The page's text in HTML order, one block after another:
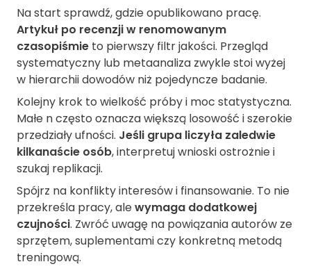
Na start sprawdź, gdzie opublikowano pracę.
Artykuł po recenzji w renomowanym
czasopiśmie to pierwszy filtr jakości. Przegląd
systematyczny lub metaanaliza zwykle stoi wyżej
w hierarchii dowodów niż pojedyncze badanie.
Kolejny krok to wielkość próby i moc statystyczna.
Małe n często oznacza większą losowość i szerokie
przedziały ufności. Jeśli grupa liczyła zaledwie
kilkanaście osób, interpretuj wnioski ostrożnie i
szukaj replikacji.
Spójrz na konflikty interesów i finansowanie. To nie
przekreśla pracy, alewymaga dodatkowej
czujności. Zwróć uwagę na powiązania autorów ze
sprzętem, suplementami czy konkretną metodą
treningową.